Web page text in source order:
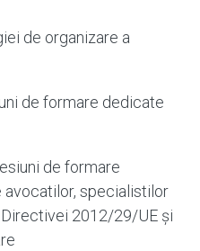
de organizare a
de formare dedicate
de formare
specialistilor
Directivei 2012/29/UE și